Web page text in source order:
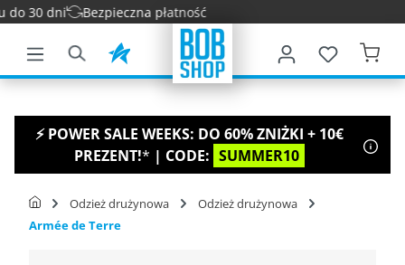
zawartości
dni Bezpieczna płatność
⚡ POWER SALE WEEKS: DO 60% ZNIŻKI + 10€
PREZENT!* | CODE: SUMMER10
Odzież drużynowa
Odzież drużynowa
Armée de Terre